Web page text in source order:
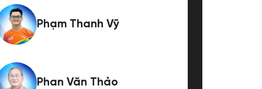
Phạm Thanh Vỹ
Phan Văn Thảo